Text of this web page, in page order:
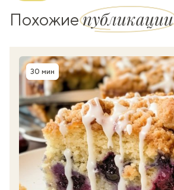
Похожиепубликации
Время приготовления
30 мин